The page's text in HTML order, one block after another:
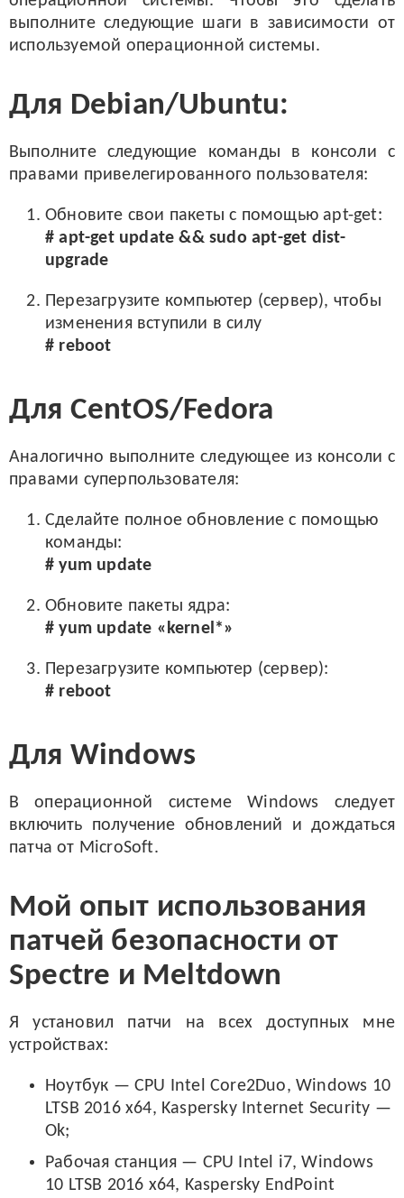
выполните следующие шаги в зависимости от
используемой операционной системы.
Для Debian/Ubuntu:
Выполните следующие команды в консоли с
правами привелегированного пользователя:
Обновите свои пакеты с помощью apt-get:
# apt-get update && sudo apt-get dist-
upgrade
Перезагрузите компьютер (сервер), чтобы
изменения вступили в силу
# reboot
Для CentOS/Fedora
Аналогично выполните следующее из консоли с
правами суперпользователя:
Сделайте полное обновление с помощью
команды:
# yum update
Обновите пакеты ядра:
# yum update «kernel*»
Перезагрузите компьютер (сервер):
# reboot
Для Windows
В операционной системе Windows следует
включить получение обновлений и дождаться
патча от MicroSoft.
Мой опыт использования
патчей безопасности от
Spectre и Meltdown
Я установил патчи на всех доступных мне
устройствах:
Ноутбук — CPU Intel Core2Duo, Windows 10
LTSB 2016 x64, Kaspersky Internet Security —
Ok;
Рабочая станция — CPU Intel i7, Windows
10 LTSB 2016 x64, Kaspersky EndPoint